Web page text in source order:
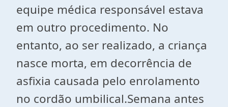
equipe médica responsável estava
em outro procedimento. No
entanto, ao ser realizado, a criança
nasce morta, em decorrência de
asfixia causada pelo enrolamento
no cordão umbilical.Semana antes